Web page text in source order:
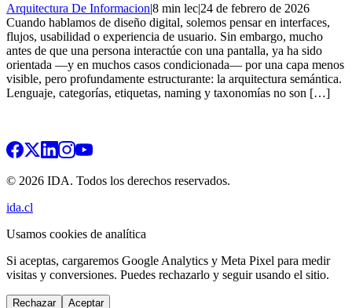
Arquitectura De Informacion|8 min lec|24 de febrero de 2026
Cuando hablamos de diseño digital, solemos pensar en interfaces,
flujos, usabilidad o experiencia de usuario. Sin embargo, mucho
antes de que una persona interactúe con una pantalla, ya ha sido
orientada —y en muchos casos condicionada— por una capa menos
visible, pero profundamente estructurante: la arquitectura semántica.
Lenguaje, categorías, etiquetas, naming y taxonomías no son […]
© 2026 IDA. Todos los derechos reservados.
ida.cl
Usamos cookies de analítica
Si aceptas, cargaremos Google Analytics y Meta Pixel para medir
visitas y conversiones. Puedes rechazarlo y seguir usando el sitio.
Rechazar Aceptar